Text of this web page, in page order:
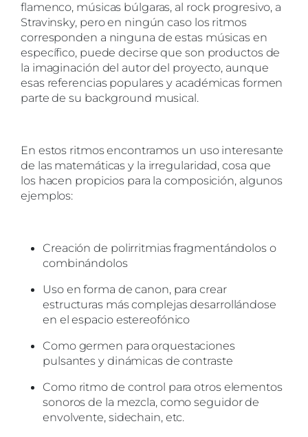
flamenco, músicas búlgaras, al rock progresivo, a
Stravinsky, pero en ningún caso los ritmos
corresponden a ninguna de estas músicas en
específico, puede decirse que son productos de
la imaginación del autor del proyecto, aunque
esas referencias populares y académicas formen
parte de su background musical.
En estos ritmos encontramos un uso interesante
de las matemáticas y la irregularidad, cosa que
los hacen propicios para la composición, algunos
ejemplos:
Creación de polirritmias fragmentándolos o
combinándolos
Uso en forma de canon, para crear
estructuras más complejas desarrollándose
en el espacio estereofónico
Como germen para orquestaciones
pulsantes y dinámicas de contraste
Como ritmo de control para otros elementos
sonoros de la mezcla, como seguidor de
envolvente, sidechain, etc.